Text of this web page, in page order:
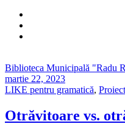
Biblioteca Municipală "Radu
martie 22, 2023
LIKE pentru gramatică,
Otrăvitoare vs.